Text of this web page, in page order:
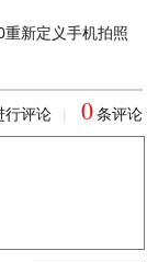
新定义手机拍照
行评论 0 条评论